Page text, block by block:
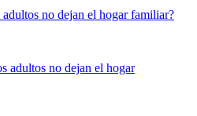
no dejan el hogar familiar?